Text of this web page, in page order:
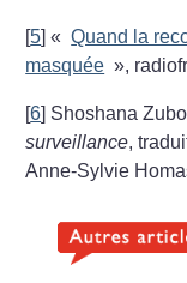
[5]« Quand la
masquée »,
[6] Shoshana
surveillance,
Anne-Sylvie